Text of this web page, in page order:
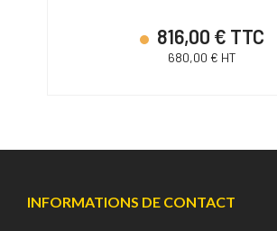
816,00 € TTC
680,00 € HT
INFORMATIONS DE CONTACT